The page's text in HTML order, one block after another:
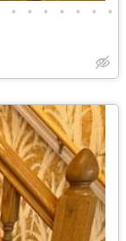
• • • • • • •